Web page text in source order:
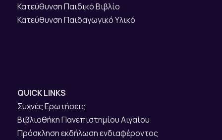
Κατεύθυνση Παιδικό Βιβλίο
Κατεύθυνση Παιδαγωγικό Υλικό
QUICK LINKS
Συχνές Ερωτήσεις
Βιβλιοθήκη Πανεπιστημίου Αιγαίου
Πρόσκληση εκδήλωση ενδιαφέροντος